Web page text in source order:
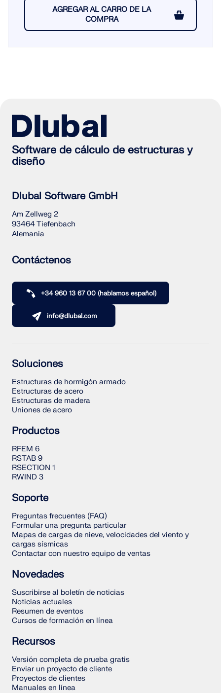
AGREGAR AL CARRO DE LA
COMPRA
Software de cálculo de estructuras y
diseño
Dlubal Software GmbH
Am Zellweg 2
93464 Tiefenbach
Alemania
Contáctenos
+34 960 13 67 00 (hablamos español)
info@dlubal.com
Soluciones
Estructuras de hormigón armado
Estructuras de acero
Estructuras de madera
Uniones de acero
Productos
RFEM 6
RSTAB 9
RSECTION 1
RWIND 3
Soporte
Preguntas frecuentes (FAQ)
Formular una pregunta particular
Mapas de cargas de nieve, velocidades del viento y
cargas sísmicas
Contactar con nuestro equipo de ventas
Novedades
Suscribirse al boletín de noticias
Noticias actuales
Resumen de eventos
Cursos de formación en línea
Recursos
Versión completa de prueba gratis
Enviar un proyecto de cliente
Proyectos de clientes
Manuales en línea